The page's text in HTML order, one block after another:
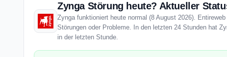
Zynga Störung heute? Aktueller
Zynga funktioniert heute normal (8 August 2026).
Störungen oder Probleme. In den letzten 24 Stunden hat
in der letzten Stunde.